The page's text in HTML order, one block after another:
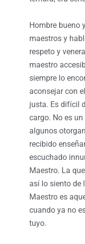
Hombre bueno
maestros y
respeto y
maestro
siempre lo
aconsejar con
justa. Es difícil
cargo. No es
algunos
recibido
escuchado
Maestro. La
así lo siento de
Maestro es
cuando ya no
tuyo.